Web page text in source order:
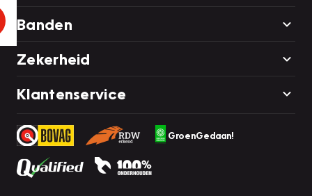
Banden
Zekerheid
Klantenservice
GroenGedaan!